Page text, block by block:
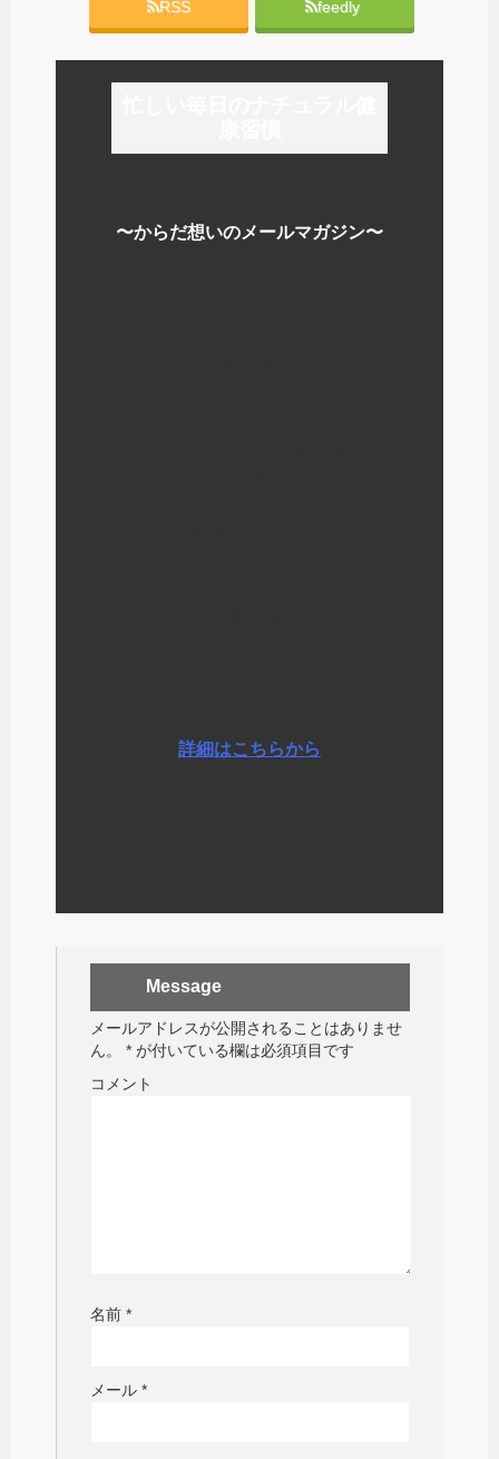
RSS feedly
〜からだ想いのメールマガジン〜
詳細はこちらから
Message
メールアドレスが公開されることはありませ
ん。
* が付いている欄は必須項目です
コメント
名前 *
メール *